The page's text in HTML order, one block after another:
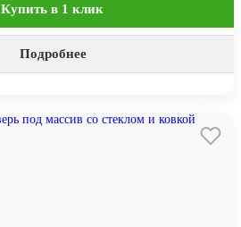
Купить в 1 клик
Подробнее